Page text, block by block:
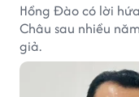
Hồng Đào có lời
Châu sau nhiều
giả.